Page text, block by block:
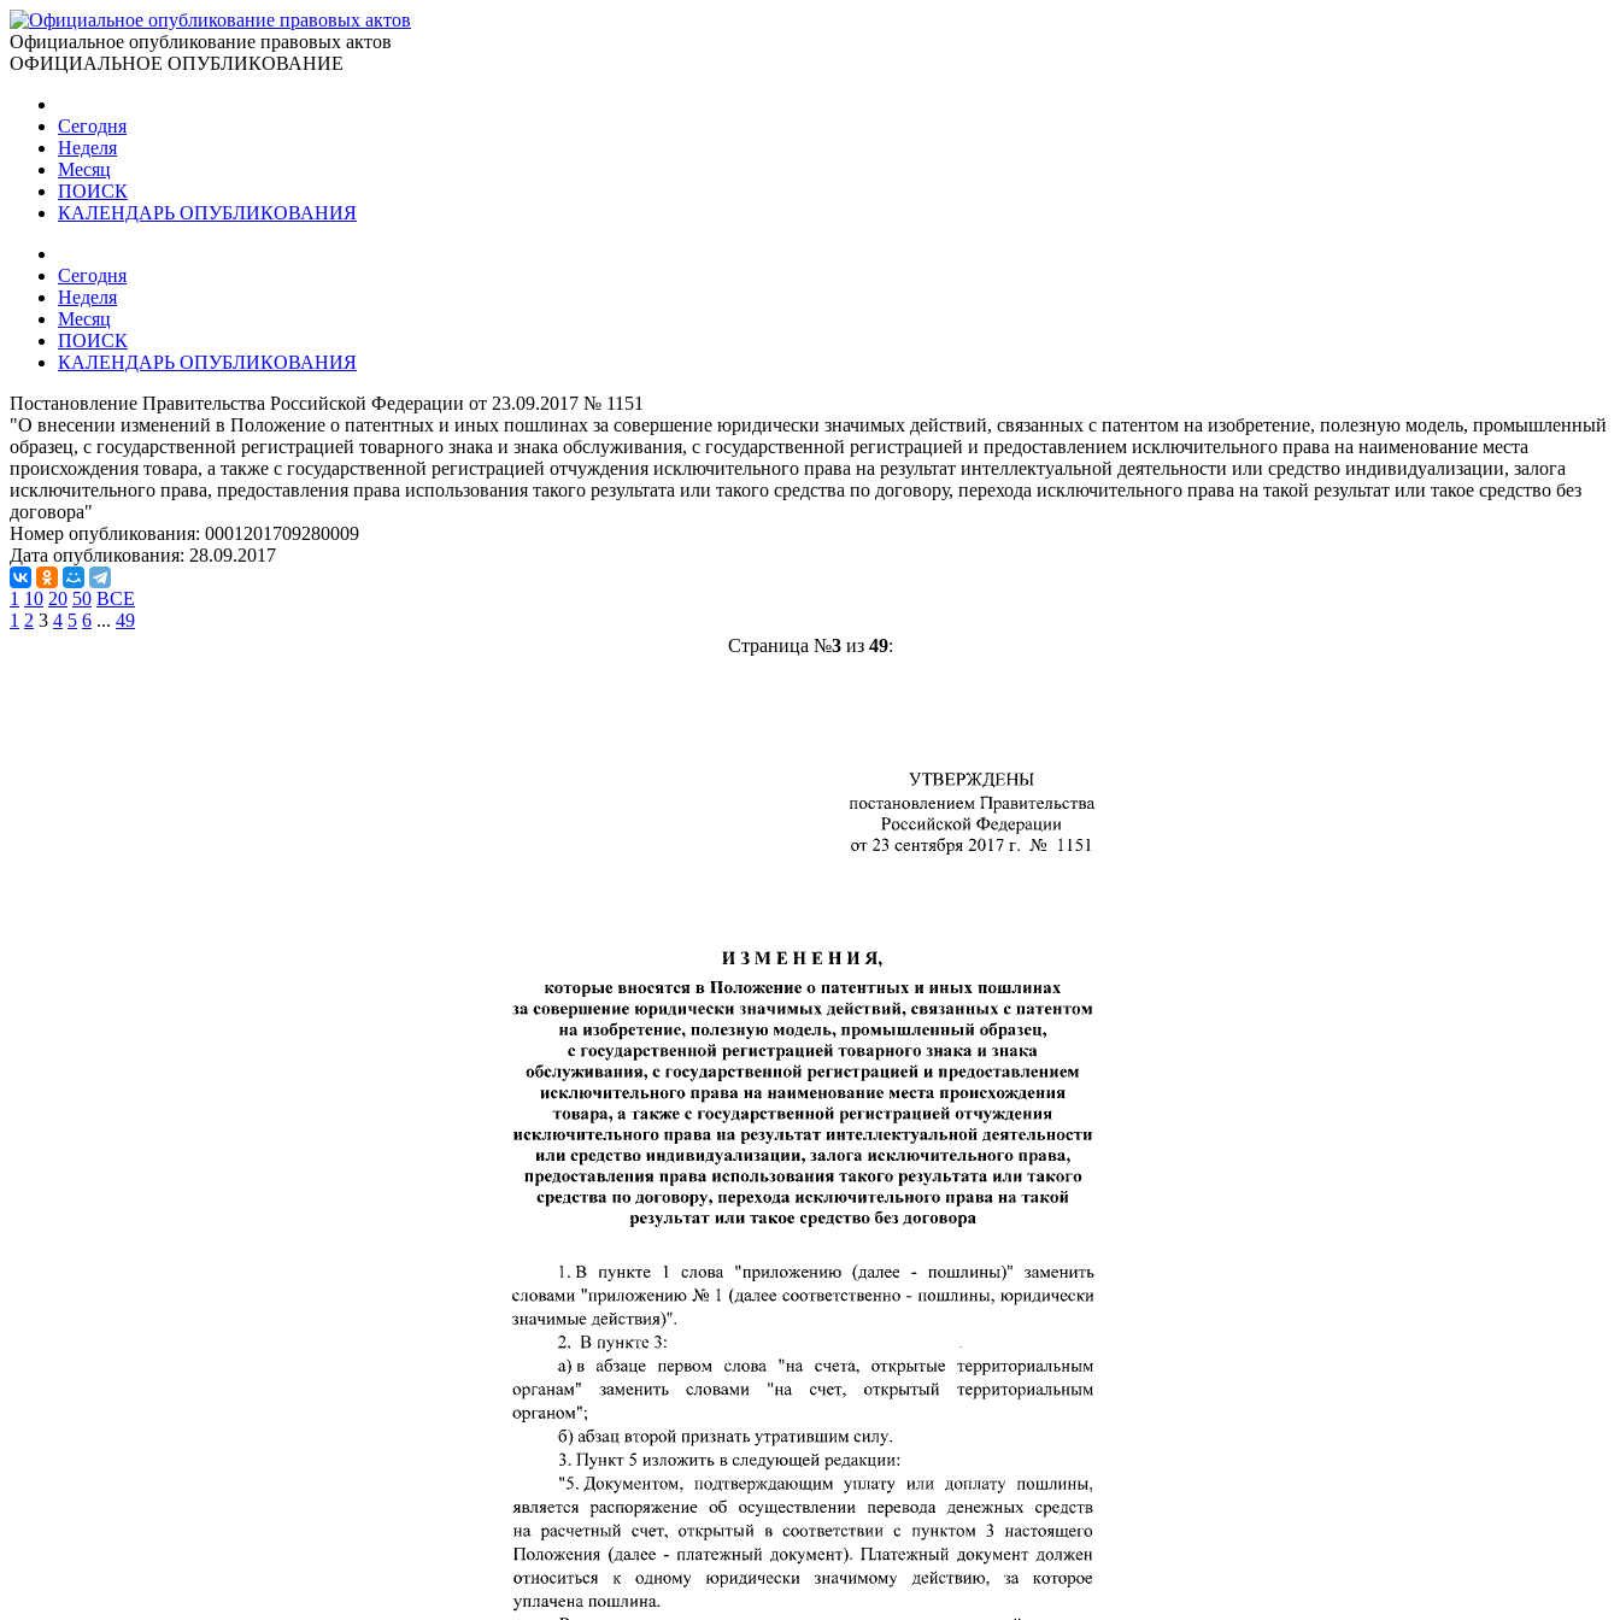
Официальное опубликование правовых актов
ОФИЦИАЛЬНОЕ ОПУБЛИКОВАНИЕ
Сегодня
Неделя
Месяц
ПОИСК
КАЛЕНДАРЬ ОПУБЛИКОВАНИЯ
Сегодня
Неделя
Месяц
ПОИСК
КАЛЕНДАРЬ ОПУБЛИКОВАНИЯ
Постановление Правительства Российской Федерации от 23.09.2017 № 1151
"О внесении изменений в Положение о патентных и иных пошлинах за совершение юридически значимых действий, связанных с патентом на изобретение, полезную модель, промышленный
образец, с государственной регистрацией товарного знака и знака обслуживания, с государственной регистрацией и предоставлением исключительного права на наименование места
происхождения товара, а также с государственной регистрацией отчуждения исключительного права на результат интеллектуальной деятельности или средство индивидуализации, залога
исключительного права, предоставления права использования такого результата или такого средства по договору, перехода исключительного права на такой результат или такое средство без
договора"
Номер опубликования: 0001201709280009
Дата опубликования: 28.09.2017
1 10 20 50 ВСЕ
1 2 3 4 5 6 ... 49
Страница №3из 49: